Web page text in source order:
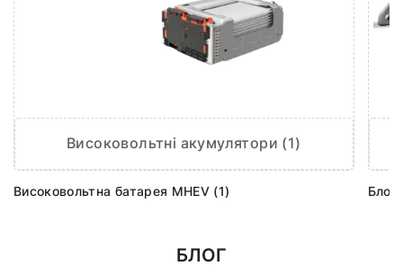
Високовольтні акумулятори (1)
Високовольтна батарея MHEV (1) Блок
БЛОГ